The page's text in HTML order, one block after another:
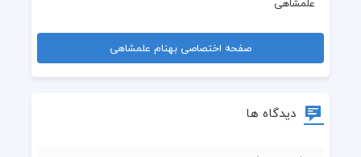
صفحه اختصاصی بهنام علمشاهی
دیدگاه ها